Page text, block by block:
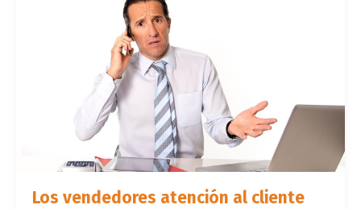
Los vendedores atención al cliente